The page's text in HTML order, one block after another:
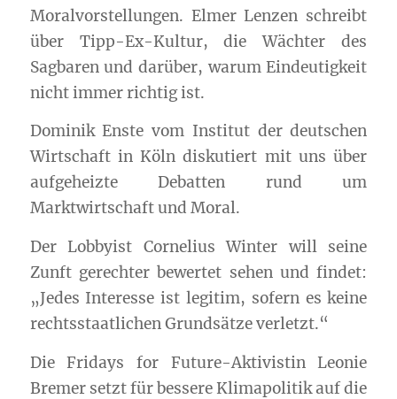
Moralvorstellungen. Elmer Lenzen schreibt
über Tipp-Ex-Kultur, die Wächter des
Sagbaren und darüber, warum Eindeutigkeit
nicht immer richtig ist.
Dominik Enste vom Institut der deutschen
Wirtschaft in Köln diskutiert mit uns über
aufgeheizte Debatten rund um
Marktwirtschaft und Moral.
Der Lobbyist Cornelius Winter will seine
Zunft gerechter bewertet sehen und findet:
„Jedes Interesse ist legitim, sofern es keine
rechtsstaatlichen Grundsätze verletzt.“
Die Fridays for Future-Aktivistin Leonie
Bremer setzt für bessere Klimapolitik auf die